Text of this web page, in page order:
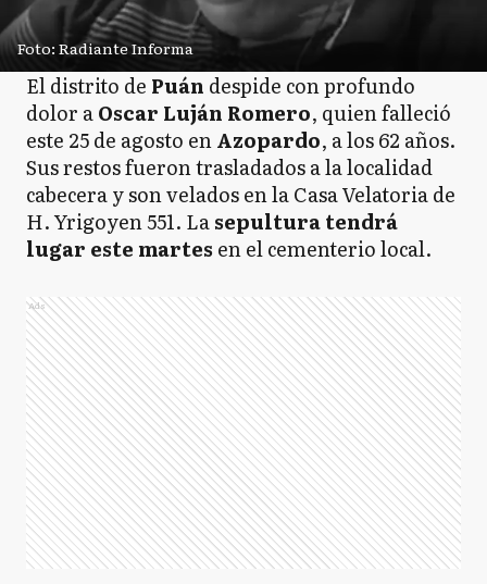
Foto: Radiante Informa
El distrito de Puán despide con profundo
dolor aOscar Luján Romero, quien falleció
este 25 de agosto enAzopardo, a los 62 años.
Sus restos fueron trasladados a la localidad
cabecera y son velados en la Casa Velatoria de
H. Yrigoyen 551. Lasepultura tendrá
lugar este martes en el cementerio local.
Ads